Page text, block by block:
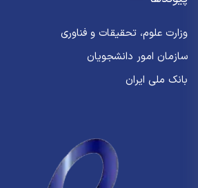
وزارت علوم، تحقیقات و فناوری
سازمان امور دانشجویان
بانک ملی ایران